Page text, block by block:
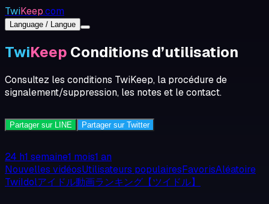
TwiKeep.com
Language / Langue
TwiKeep Conditions d’utilisation
Consultez les conditions TwiKeep, la procédure de
signalement/suppression, les notes et le contact.
Partager sur LINE Partager sur Twitter
24 h1 semaine1 mois1 an
Nouvelles vidéosUtilisateurs populairesFavorisAléatoire
TwiIdolアイドル動画ランキング【ツイドル】